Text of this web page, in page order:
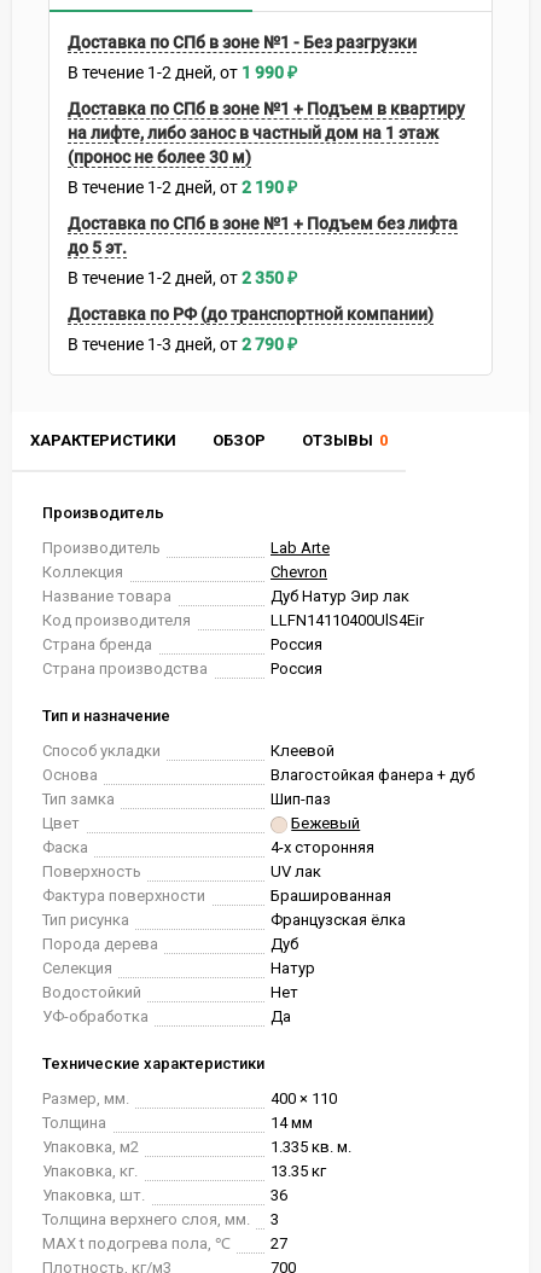
ХАРАКТЕРИСТИКИ ОБЗОР ОТЗЫВЫ 0
Производитель
Производитель
Lab Arte
Коллекция
Chevron
Название товара
Дуб Натур Эир лак
Код производителя
LLFN14110400UlS4Eir
Страна бренда
Россия
Страна производства
Россия
Тип и назначение
Способ укладки
Клеевой
Основа
Влагостойкая фанера + дуб
Тип замка
Шип-паз
Цвет
Бежевый
Фаска
4-х сторонняя
Поверхность
UV лак
Фактура поверхности
Брашированная
Тип рисунка
Французская ёлка
Порода дерева
Дуб
Селекция
Натур
Водостойкий
Нет
УФ-обработка
Да
Технические характеристики
Размер, мм.
400 × 110
Толщина
14 мм
Упаковка, м2
1.335 кв. м.
Упаковка, кг.
13.35 кг
Упаковка, шт.
36
Толщина верхнего слоя, мм.
3
MAX t подогрева пола, ℃
27
Плотность, кг/м3
700
Доставка по СПб в зоне №1 - Без разгрузки
В течение 1-2 дней 1 990₽
Доставка по СПб в зоне №1 + Подъем в квартиру
на лифте, либо занос в частный дом на 1 этаж
(пронос не более 30 м)
В течение 1-2 дней 2 190₽
Доставка по СПб в зоне №1 + Подъем без лифта
до 5 эт.
В течение 1-2 дней 2 350₽
Доставка по РФ (до транспортной компании)
В течение 1-3 дней 2 790₽